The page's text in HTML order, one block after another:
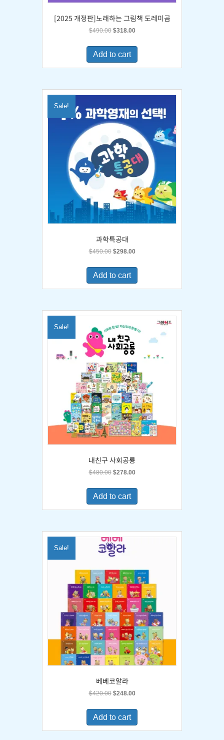
[2025 개정판]노래하는 그림책 도레미곰
$490.00 Original
was:
$490.00.
$318.00Current
is:
Add to cart
Sale!
과학특공대
$450.00 Original
was:
$450.00.
$298.00Current
is:
Add to cart
Sale!
내친구 사회공룡
$480.00 Original
was:
$480.00.
$278.00Current
is:
Add to cart
Sale!
베베코알라
$420.00 Original
was:
$420.00.
$248.00Current
is:
Add to cart